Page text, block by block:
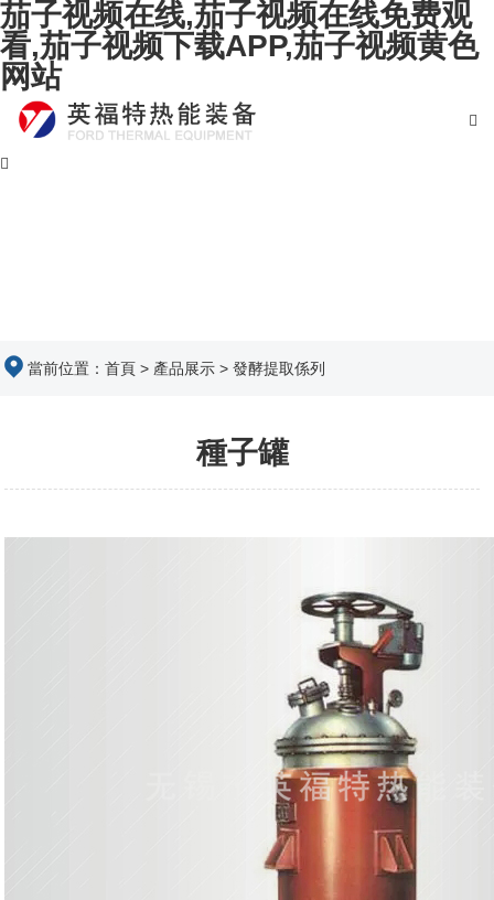
茄子视频在线,茄子视频在线免费观
看,茄子视频下载APP,茄子视频黄色
网站
當前位置： 首頁 > 產品展示 > 發酵提取係列
種子罐